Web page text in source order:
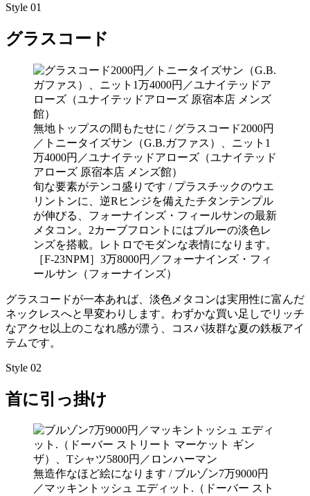
Style 01
グラスコード
無地トップスの間もたせに / グラスコード2000円
／トニータイズサン（G.B.ガファス）、ニット1
万4000円／ユナイテッドアローズ（ユナイテッド
アローズ 原宿本店 メンズ館）
旬な要素がテンコ盛りです / プラスチックのウエ
リントンに、逆Rヒンジを備えたチタンテンプル
が伸びる、フォーナインズ・フィールサンの最新
メタコン。2カーブフロントにはブルーの淡色レ
ンズを搭載。レトロでモダンな表情になります。
［F-23NPM］3万8000円／フォーナインズ・フィ
ールサン（フォーナインズ）
グラスコードが一本あれば、淡色メタコンは実用性に富んだ
ネックレスへと早変わりします。わずかな買い足しでリッチ
なアクセ以上のこなれ感が漂う、コスパ抜群な夏の鉄板アイ
テムです。
Style 02
首に引っ掛け
無造作なほど絵になります / ブルゾン7万9000円
／マッキントッシュ エディット.（ドーバー スト